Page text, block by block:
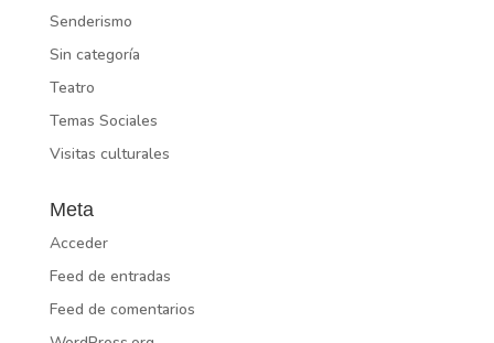
Senderismo
Sin categoría
Teatro
Temas Sociales
Visitas culturales
Meta
Acceder
Feed de entradas
Feed de comentarios